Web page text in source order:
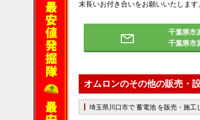
末長いお付き合いをお願いいたします
千葉県市
千葉県市
オムロンのその他の販売・
埼玉県川口市で 蓄電池 を販売・施工